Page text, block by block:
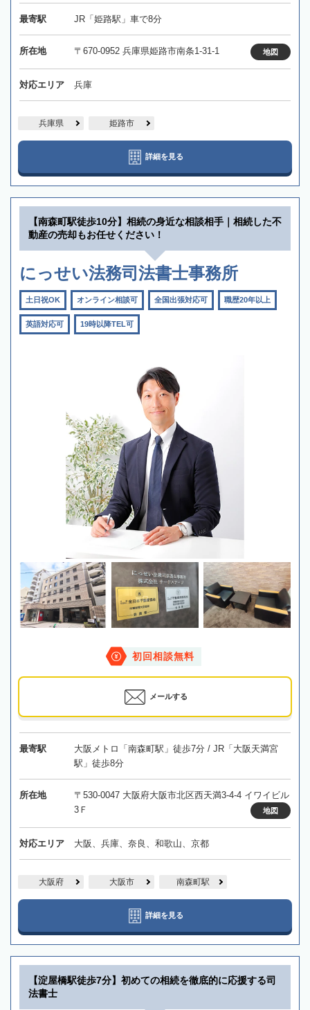
最寄駅 JR「姫路駅」車で8分
所在地 〒670-0952 兵庫県姫路市南条1-31-1 地図
対応エリア 兵庫
兵庫県 姫路市
詳細を見る
【南森町駅徒歩10分】相続の身近な相談相手｜相続した不
動産の売却もお任せください！
にっせい法務司法書士事務所
土日祝OK オンライン相談可 全国出張対応可 職歴20年以上
英語対応可 19時以降TEL可
初回相談無料
メールする
最寄駅
大阪メトロ「南森町駅」徒歩7分 / JR「大阪天満宮
駅」徒歩8分
所在地
〒530-0047 大阪府大阪市北区西天満3-4-4 イワイビル
3Ｆ
地図
対応エリア 大阪、兵庫、奈良、和歌山、京都
大阪府 大阪市 南森町駅
詳細を見る
【淀屋橋駅徒歩7分】初めての相続を徹底的に応援する司
法書士